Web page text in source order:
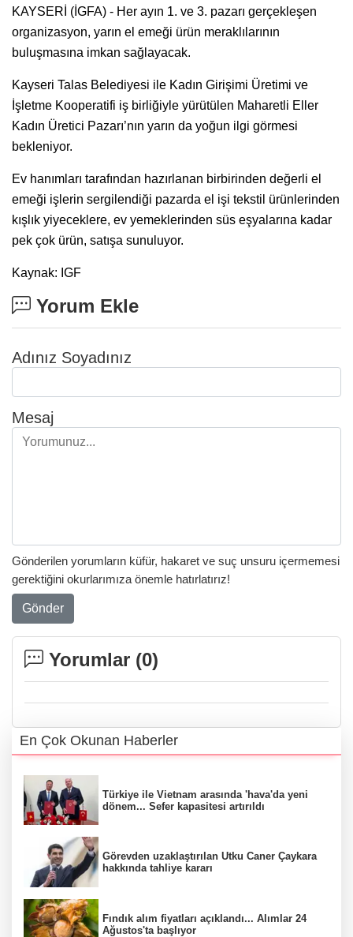
KAYSERİ (İGFA) - Her ayın 1. ve 3. pazarı gerçekleşen
organizasyon, yarın el emeği ürün meraklılarının
buluşmasına imkan sağlayacak.
Kayseri Talas Belediyesi ile Kadın Girişimi Üretimi ve
İşletme Kooperatifi iş birliğiyle yürütülen Maharetli Eller
Kadın Üretici Pazarı’nın yarın da yoğun ilgi görmesi
bekleniyor.
Ev hanımları tarafından hazırlanan birbirinden değerli el
emeği işlerin sergilendiği pazarda el işi tekstil ürünlerinden
kışlık yiyeceklere, ev yemeklerinden süs eşyalarına kadar
pek çok ürün, satışa sunuluyor.
Kaynak: IGF
Yorum Ekle
Adınız Soyadınız
Mesaj
Gönderilen yorumların küfür, hakaret ve suç unsuru içermemesi
gerektiğini okurlarımıza önemle hatırlatırız!
Gönder
Yorumlar (0)
En Çok Okunan Haberler
Türkiye ile Vietnam arasında 'hava'da yeni
dönem... Sefer kapasitesi artırıldı
Görevden uzaklaştırılan Utku Caner Çaykara
hakkında tahliye kararı
Fındık alım fiyatları açıklandı... Alımlar 24
Ağustos'ta başlıyor